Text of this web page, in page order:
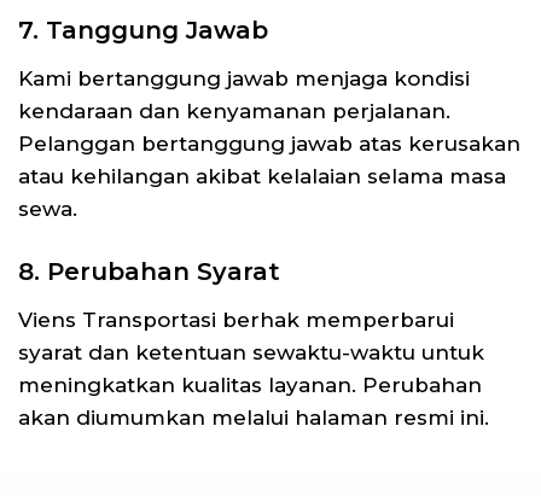
7. Tanggung Jawab
Kami bertanggung jawab menjaga kondisi
kendaraan dan kenyamanan perjalanan.
Pelanggan bertanggung jawab atas kerusakan
atau kehilangan akibat kelalaian selama masa
sewa.
8. Perubahan Syarat
Viens Transportasi berhak memperbarui
syarat dan ketentuan sewaktu-waktu untuk
meningkatkan kualitas layanan. Perubahan
akan diumumkan melalui halaman resmi ini.